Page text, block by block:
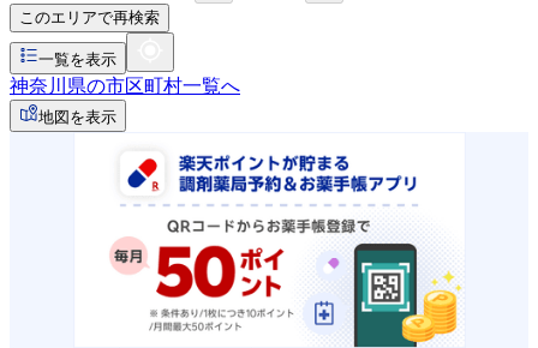
このエリアで再検索
一覧を表示
神奈川県の市区町村一覧へ
地図を表示